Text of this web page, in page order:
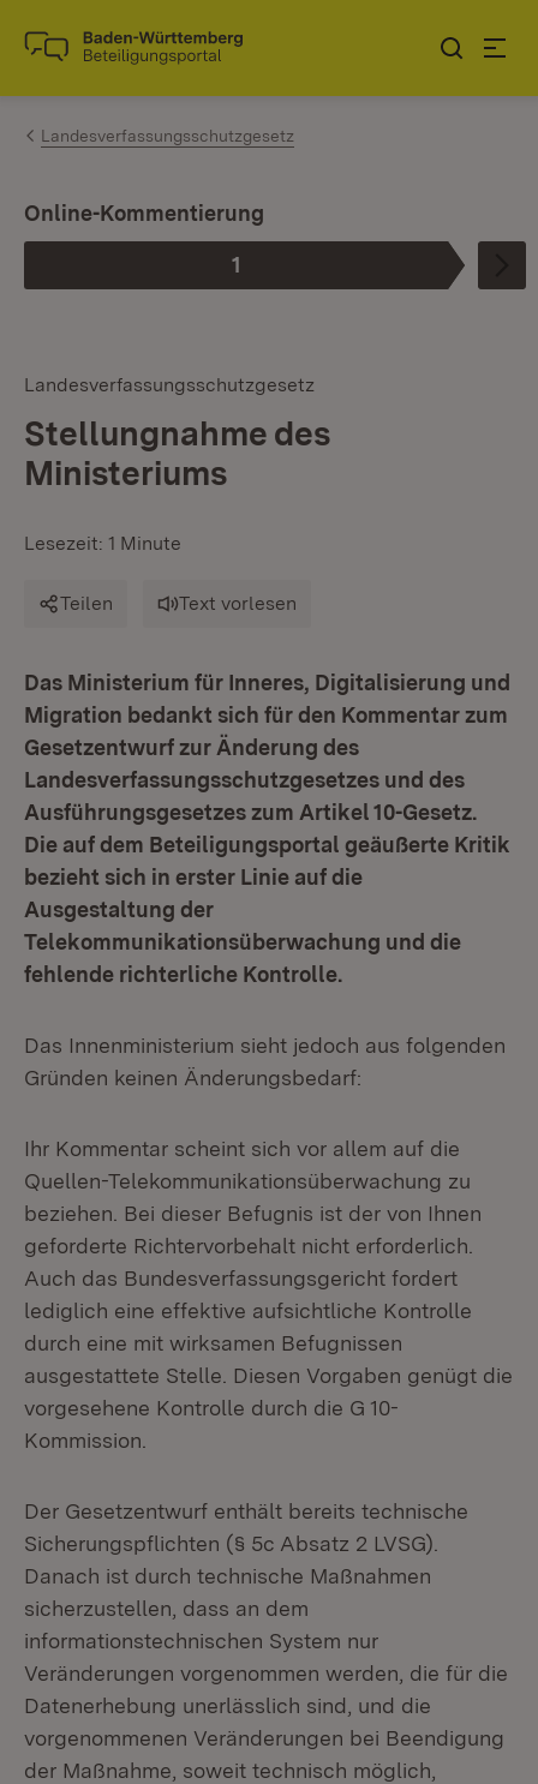
Zum Inhalt springen
Link zur Startseite
Landesverfassungsschutzgesetz
Phase
1
:
Online-Kommentierung
Landesverfassungsschutzgesetz
Stellungnahme des
Ministeriums
Lesezeit: 1 Minute
Teilen Text vorlesen
Das Ministerium für Inneres, Digitalisierung und
Migration bedankt sich für den Kommentar zum
Gesetzentwurf zur Änderung des
Landesverfassungsschutzgesetzes und des
Ausführungsgesetzes zum Artikel 10-Gesetz.
Die auf dem Beteiligungsportal geäußerte Kritik
bezieht sich in erster Linie auf die
Ausgestaltung der
Telekommunikationsüberwachung und die
fehlende richterliche Kontrolle.
Das Innenministerium sieht jedoch aus folgenden
Gründen keinen Änderungsbedarf:
Ihr Kommentar scheint sich vor allem auf die
Quellen-Telekommunikationsüberwachung zu
beziehen. Bei dieser Befugnis ist der von Ihnen
geforderte Richtervorbehalt nicht erforderlich.
Auch das Bundesverfassungsgericht fordert
lediglich eine effektive aufsichtliche Kontrolle
durch eine mit wirksamen Befugnissen
ausgestattete Stelle. Diesen Vorgaben genügt die
vorgesehene Kontrolle durch die G 10-
Kommission.
Der Gesetzentwurf enthält bereits technische
Sicherungspflichten (§ 5c Absatz 2 LVSG).
Danach ist durch technische Maßnahmen
sicherzustellen, dass an dem
informationstechnischen System nur
Veränderungen vorgenommen werden, die für die
Datenerhebung unerlässlich sind, und die
vorgenommenen Veränderungen bei Beendigung
der Maßnahme, soweit technisch möglich,